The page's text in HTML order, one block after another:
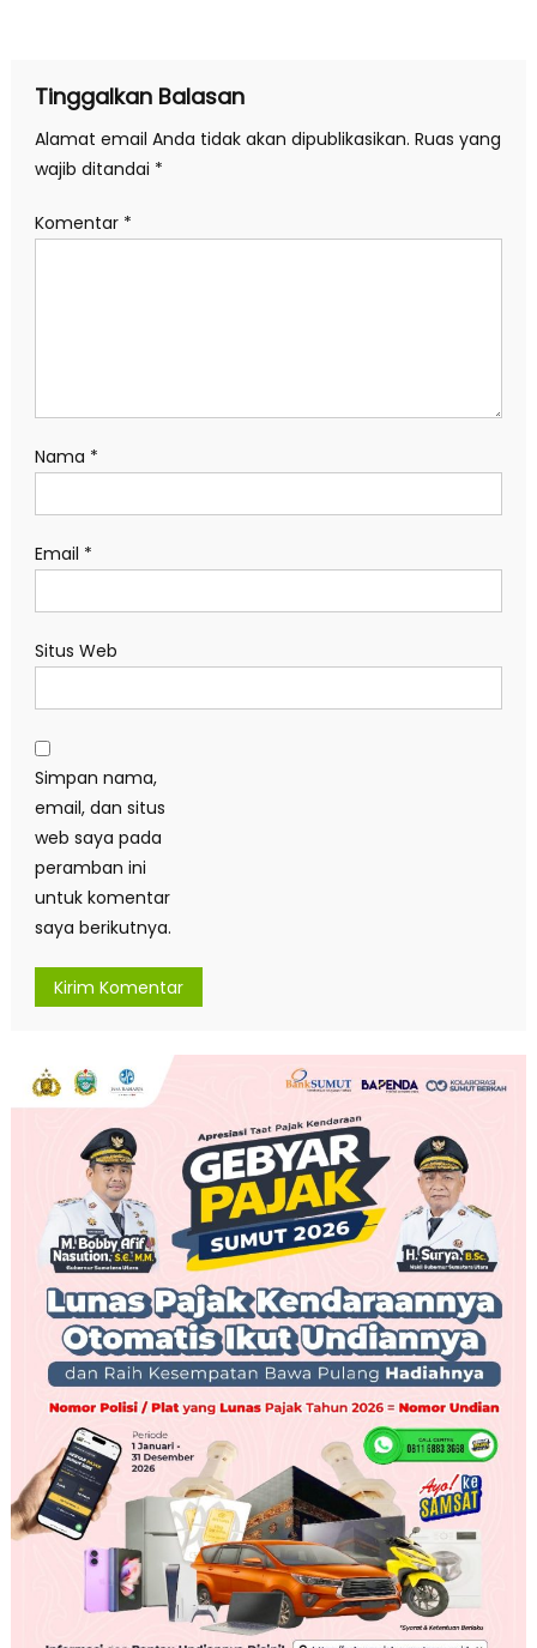
Tinggalkan Balasan
Alamat email Anda tidak akan dipublikasikan. Ruas yang
wajib ditandai *
Komentar *
Nama *
Email *
Situs Web
Simpan nama,
email, dan situs
web saya pada
peramban ini
untuk komentar
saya berikutnya.